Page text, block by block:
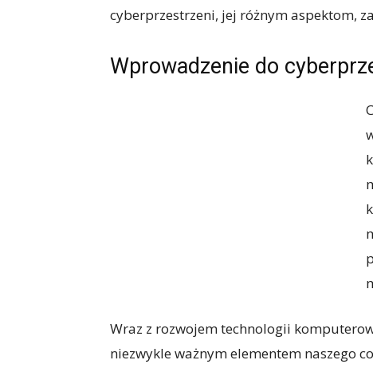
cyberprzestrzeni, jej różnym aspektom,
Wprowadzenie do
Wraz z rozwojem technologii
niezwykle ważnym elementem naszego